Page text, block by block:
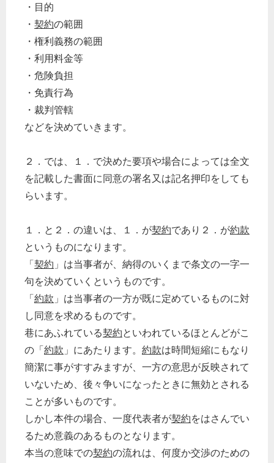
・目的
・ 契約の範囲
・権利義務の範囲
・利用料金等
・危険負担
・免責行為
・裁判管轄
などを決めていきます。
２．では、１．で決めた要項や場合によっては全文
を記載した書面に同意の署名又は記名押印をしても
らいます。
１．と２．の違いは、１．が契約であり２．が約款
というものになります。
「契約 」は当事者が、納得のいくまで条文の一字一
句を決めていくというものです。
「約款 」は当事者の一方が既に定めているものに対
し同意を求めるものです。
巷にあふれている契約といわれているほとんどがこ
の「約款 」にあたります。 約款は時間短縮にもなり
簡潔に事がすすみますが、一方の意思が反映されて
いないため、後々争いになったときに無効とされる
ことが多いものです。
しかし本件の場合、一度代表者が契約をはさんでい
るため意義のあるものとなります。
本当の意味での契約の流れは、何度か交渉のための